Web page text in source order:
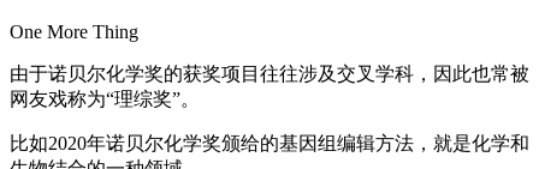
One More Thing
由于诺贝尔化学奖的获奖项目往往涉及交叉学科，因此也常被
网友戏称为“理综奖”。
比如2020年诺贝尔化学奖颁给的基因组编辑方法，就是化学和